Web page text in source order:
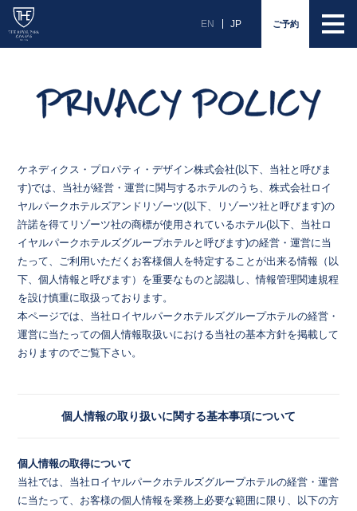
EN JP ご予約
ケネディクス・プロパティ・デザイン株式会社(以下、当社と呼びま
す)では、当社が経営・運営に関与するホテルのうち、株式会社ロイ
ヤルパークホテルズアンドリゾーツ(以下、リゾーツ社と呼びます)の
許諾を得てリゾーツ社の商標が使用されているホテル(以下、当社ロ
イヤルパークホテルズグループホテルと呼びます)の経営・運営に当
たって、ご利用いただくお客様個人を特定することが出来る情報（以
下、個人情報と呼びます）を重要なものと認識し、情報管理関連規程
を設け慎重に取扱っております。
本ページでは、当社ロイヤルパークホテルズグループホテルの経営・
運営に当たっての個人情報取扱いにおける当社の基本方針を掲載して
おりますのでご覧下さい。
個人情報の取り扱いに関する基本事項について
個人情報の取得について
当社では、当社ロイヤルパークホテルズグループホテルの経営・運営
に当たって、お客様の個人情報を業務上必要な範囲に限り、以下の方